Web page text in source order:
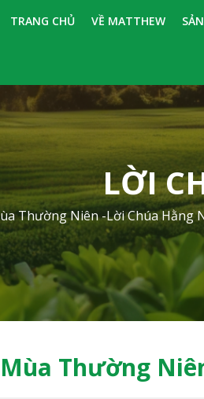
TRANG CHỦ VỀ MATTHEW
LỜI
Thường Niên -Lời Chúa Hằng
Thường